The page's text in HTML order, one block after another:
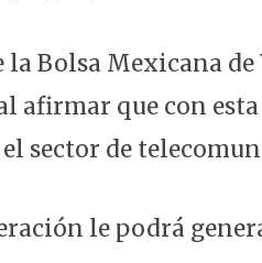
Bolsa Mexicana de
afirmar que con
sector de
le podrá